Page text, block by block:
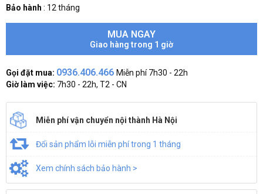
Bảo hành : 12 tháng
MUA NGAY
Giao hàng trong 1 giờ
Gọi đặt mua: 0936.406.466 Miễn phí 7h30 - 22h
Giờ làm việc: 7h30 - 22h, T2 - CN
Miễn phí vận chuyển nội thành Hà Nội
Đổi sản phẩm lỗi miễn phí trong 1 tháng
Xem chính sách bảo hành >